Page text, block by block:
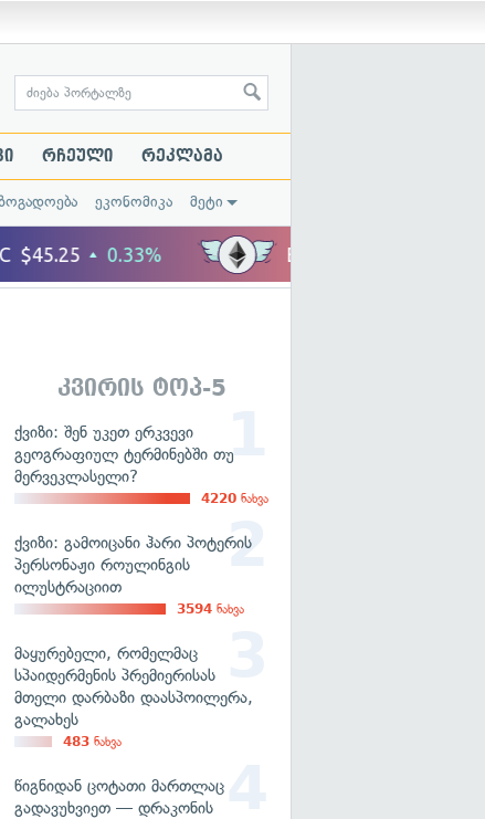
რჩეული რეკლამა
ეკონომიკა მეტი
კვირის ტოპ-5
ქვიზი: შენ უკეთ ერკვევი
გეოგრაფიულ ტერმინებში თუ
მერვეკლასელი?
4220 ნახვა
ქვიზი: გამოიცანი ჰარი პოტერის
პერსონაჟი როულინგის
ილუსტრაციით
3594 ნახვა
მაყურებელი, რომელმაც
სპაიდერმენის პრემიერისას
მთელი დარბაზი დაასპოილერა,
გალახეს
483 ნახვა
წიგნიდან ცოტათი მართლაც
გადავუხვიეთ — დრაკონის